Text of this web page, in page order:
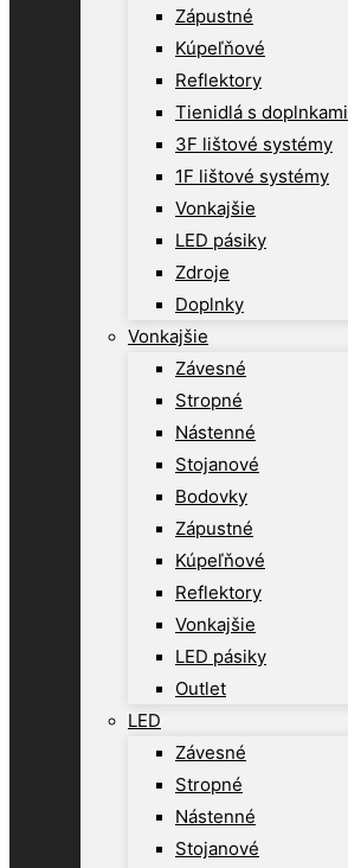
Zápustné
Kúpeľňové
Reflektory
Tienidlá s doplnkami
3F lištové systémy
1F lištové systémy
Vonkajšie
LED pásiky
Zdroje
Doplnky
Vonkajšie
Závesné
Stropné
Nástenné
Stojanové
Bodovky
Zápustné
Kúpeľňové
Reflektory
Vonkajšie
LED pásiky
Outlet
LED
Závesné
Stropné
Nástenné
Stojanové